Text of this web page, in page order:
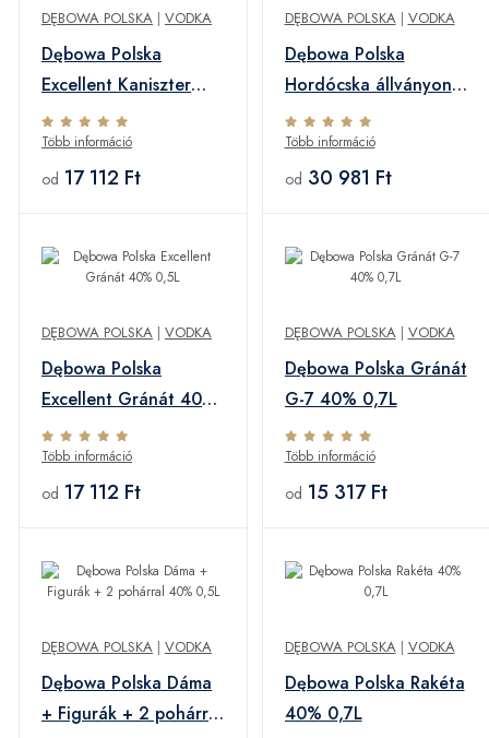
DĘBOWA POLSKA | VODKA
Dębowa Polska
Excellent Kaniszter
40% 0,7L
Több információ
od 17 112 Ft
DĘBOWA POLSKA| VODKA
Dębowa Polska
Hordócska állványon
40% 1,5L
Több információ
od 30 981 Ft
DĘBOWA POLSKA | VODKA
Dębowa Polska
Excellent Gránát 40%
0,5L
Több információ
od 17 112 Ft
DĘBOWA POLSKA| VODKA
Dębowa Polska Gránát
G-7 40% 0,7L
Több információ
od 15 317 Ft
DĘBOWA POLSKA | VODKA
Dębowa Polska Dáma
+ Figurák + 2 pohárral
DĘBOWA POLSKA| VODKA
Dębowa Polska Rakéta
40% 0,7L